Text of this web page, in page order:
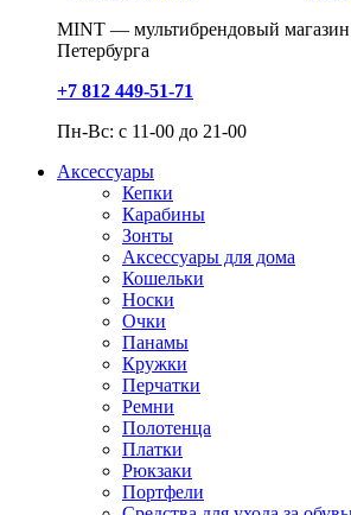
MINT — мультибрендовый магазин
Петербурга
+7 812 449-51-71
Пн-Вс: с 11-00 до 21-00
Аксессуары
Кепки
Карабины
Зонты
Аксессуары для дома
Кошельки
Носки
Очки
Панамы
Кружки
Перчатки
Ремни
Полотенца
Платки
Рюкзаки
Портфели